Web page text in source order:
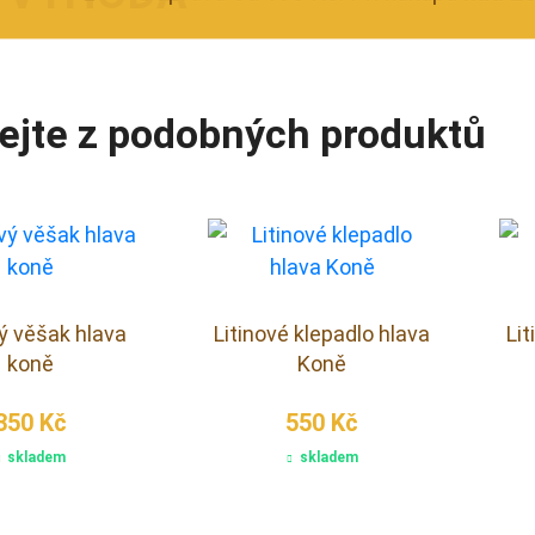
z podobných produktů
věšak hlava
koně
Kč
skladem
Litinové klepadlo hlava
Koně
550 Kč
skladem